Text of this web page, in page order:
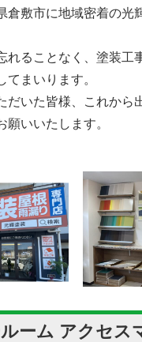
倉敷市に地域密着の光
れることなく、塗装工
てまいります。
だいた皆様、これから
願いいたします。
ーム アクセス